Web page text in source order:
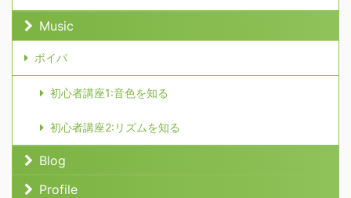
Music
ボイパ
初心者講座1:音色を知る
初心者講座2:リズムを知る
Blog
Profile